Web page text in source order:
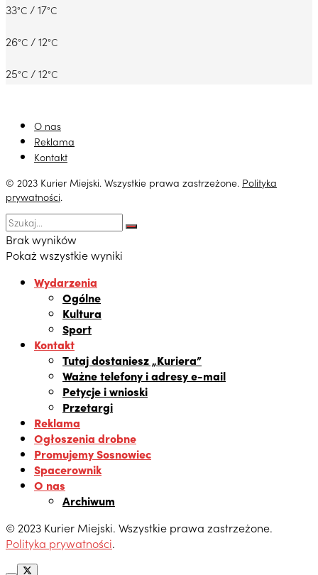
33°C / 17°C
26°C / 12°C
25°C / 12°C
O nas
Reklama
Kontakt
© 2023 Kurier Miejski. Wszystkie prawa zastrzeżone. Polityka
prywatności.
Brak wyników
Pokaż wszystkie wyniki
Wydarzenia
Ogólne
Kultura
Sport
Kontakt
Tutaj dostaniesz „Kuriera”
Ważne telefony i adresy e-mail
Petycje i wnioski
Przetargi
Reklama
Ogłoszenia drobne
Promujemy Sosnowiec
Spacerownik
O nas
Archiwum
© 2023 Kurier Miejski. Wszystkie prawa zastrzeżone.
Polityka prywatności.